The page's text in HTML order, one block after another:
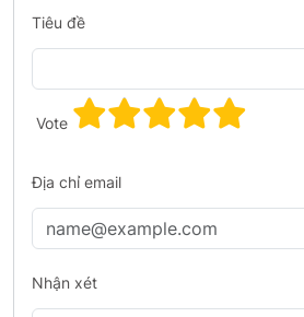
Tiêu đề
Vote
Địa chỉ email
Nhận xét